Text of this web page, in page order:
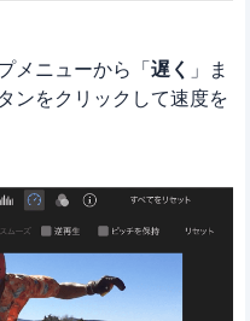
メニューから「遅く 」ま
ンをクリックして速度を